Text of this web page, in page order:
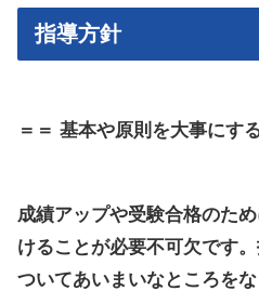
指導方針
＝＝ 基本や原則を大事にす
成績アップや受験合格のた
けることが必要不可欠です
ついてあいまいなところを